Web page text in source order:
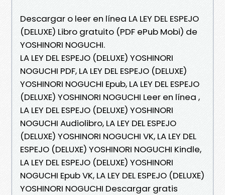
Descargar o leer en línea LA LEY DEL ESPEJO
(DELUXE) Libro gratuito (PDF ePub Mobi) de
YOSHINORI NOGUCHI.
LA LEY DEL ESPEJO (DELUXE) YOSHINORI
NOGUCHI PDF, LA LEY DEL ESPEJO (DELUXE)
YOSHINORI NOGUCHI Epub, LA LEY DEL ESPEJO
(DELUXE) YOSHINORI NOGUCHI Leer en línea ,
LA LEY DEL ESPEJO (DELUXE) YOSHINORI
NOGUCHI Audiolibro, LA LEY DEL ESPEJO
(DELUXE) YOSHINORI NOGUCHI VK, LA LEY DEL
ESPEJO (DELUXE) YOSHINORI NOGUCHI Kindle,
LA LEY DEL ESPEJO (DELUXE) YOSHINORI
NOGUCHI Epub VK, LA LEY DEL ESPEJO (DELUXE)
YOSHINORI NOGUCHI Descargar gratis